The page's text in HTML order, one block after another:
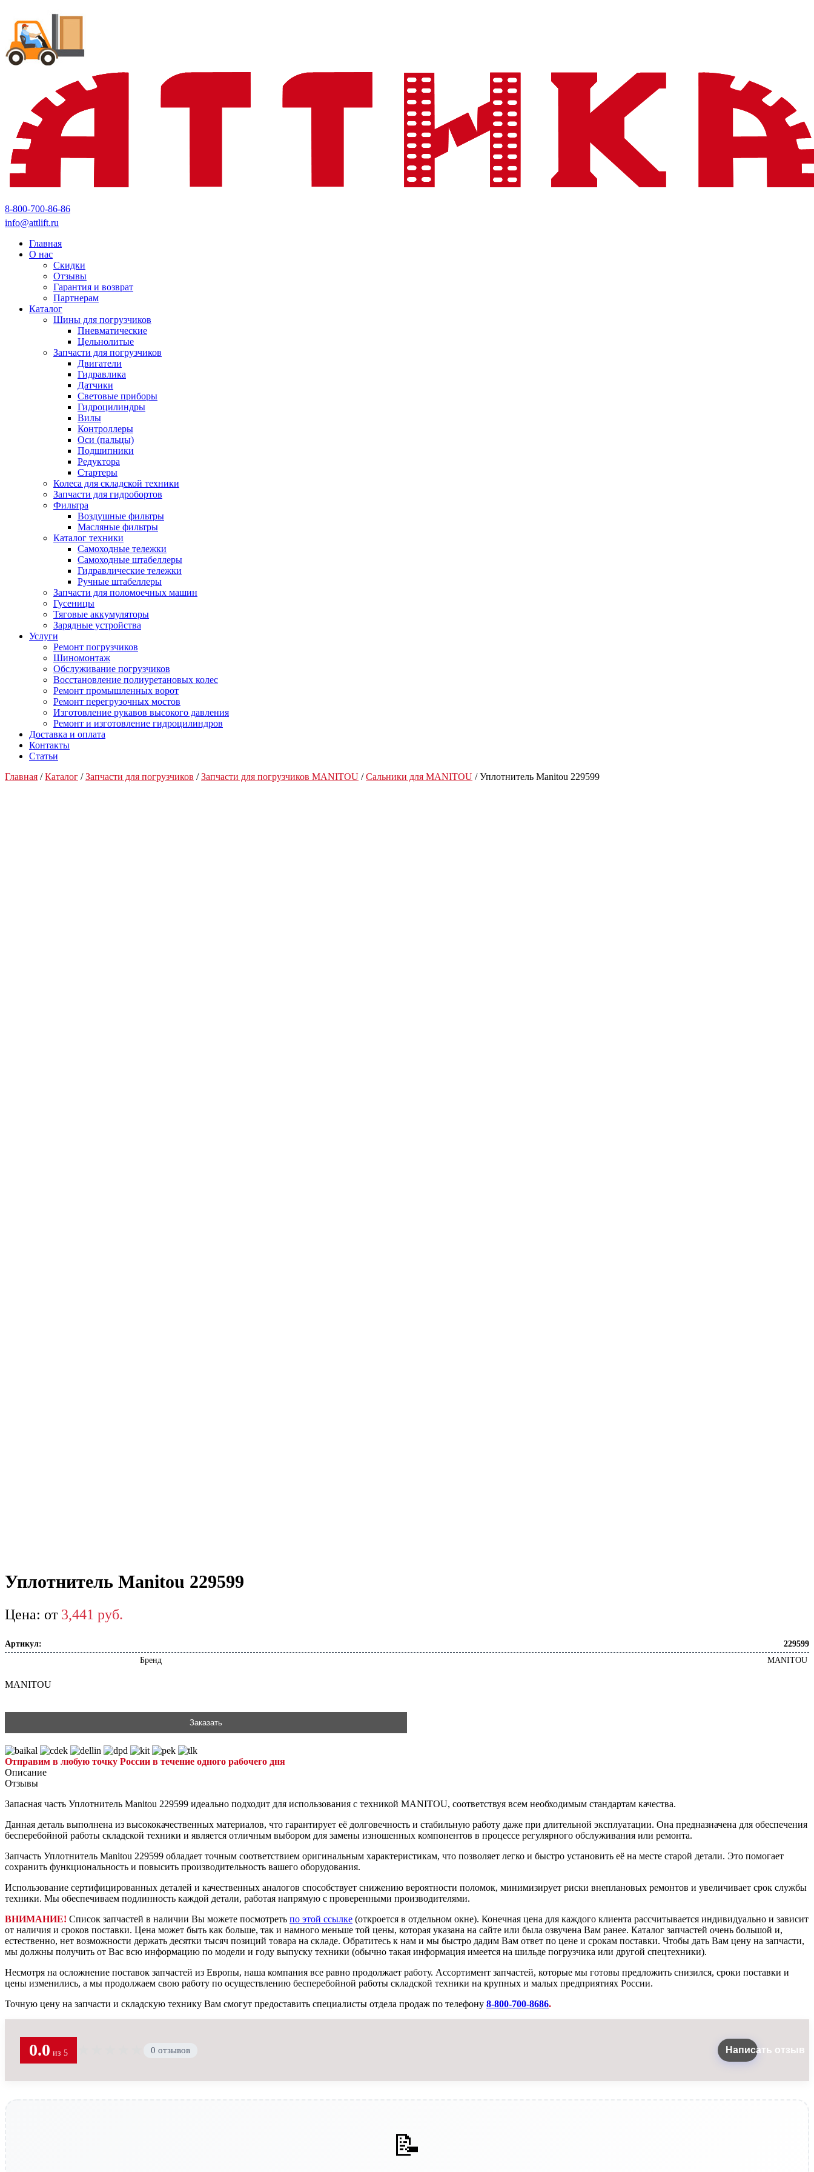
8-800-700-86-86
info@attlift.ru
Главная
О нас
Скидки
Отзывы
Гарантия и возврат
Партнерам
Каталог
Шины для погрузчиков
Пневматические
Цельнолитые
Запчасти для погрузчиков
Двигатели
Гидравлика
Датчики
Световые приборы
Гидроцилиндры
Вилы
Контроллеры
Оси (пальцы)
Подшипники
Редуктора
Стартеры
Колеса для складской техники
Запчасти для гидробортов
Фильтра
Воздушные фильтры
Масляные фильтры
Каталог техники
Самоходные тележки
Самоходные штабеллеры
Гидравлические тележки
Ручные штабеллеры
Запчасти для поломоечных машин
Гусеницы
Тяговые аккумуляторы
Зарядные устройства
Услуги
Ремонт погрузчиков
Шиномонтаж
Обслуживание погрузчиков
Восстановление полиуретановых колес
Ремонт промышленных ворот
Ремонт перегрузочных мостов
Изготовление рукавов высокого давления
Ремонт и изготовление гидроцилиндров
Доставка и оплата
Контакты
Статьи
Главная /Каталог /Запчасти для погрузчиков /Запчасти для погрузчиков MANITOU /Сальники для MANITOU / Уплотнитель Manitou 229599
Уплотнитель Manitou 229599
от 3,441 руб.
Артикул:
229599
Бренд
MANITOU
MANITOU
Заказать
Отправим в любую точку России в течение одного рабочего дня
Описание
Отзывы
Запасная часть Уплотнитель Manitou 229599 идеально подходит для использования с техникой MANITOU, соответствуя всем необходимым стандартам качества.
Данная деталь выполнена из высококачественных материалов, что гарантирует её долговечность и стабильную работу даже при длительной эксплуатации. Она предназначена для обеспечения
бесперебойной работы складской техники и является отличным выбором для замены изношенных компонентов в процессе регулярного обслуживания или ремонта.
Запчасть Уплотнитель Manitou 229599 обладает точным соответствием оригинальным характеристикам, что позволяет легко и быстро установить её на месте старой детали. Это помогает
сохранить функциональность и повысить производительность вашего оборудования.
Использование сертифицированных деталей и качественных аналогов способствует снижению вероятности поломок, минимизирует риски внеплановых ремонтов и увеличивает срок службы
техники. Мы обеспечиваем подлинность каждой детали, работая напрямую с проверенными производителями.
ВНИМАНИЕ! Список запчастей в наличии Вы можете посмотреть по этой ссылке (откроется в отдельном окне). Конечная цена для каждого клиента рассчитывается индивидуально и зависит
от наличия и сроков поставки. Цена может быть как больше, так и намного меньше той цены, которая указана на сайте или была озвучена Вам ранее. Каталог запчастей очень большой и,
естественно, нет возможности держать десятки тысяч позиций товара на складе. Обратитесь к нам и мы быстро дадим Вам ответ по цене и срокам поставки. Чтобы дать Вам цену на запчасти,
мы должны получить от Вас всю информацию по модели и году выпуску техники (обычно такая информация имеется на шильде погрузчика или другой спецтехники).
Несмотря на осложнение поставок запчастей из Европы, наша компания все равно продолжает работу. Ассортимент запчастей, которые мы готовы предложить снизился, сроки поставки и
цены изменились, а мы продолжаем свою работу по осуществлению бесперебойной работы складской техники на крупных и малых предприятиях России.
Точную цену на запчасти и складскую технику Вам смогут предоставить специалисты отдела продаж по телефону 8-800-700-8686.
0.0 из 5 0 отзывов Написать отзыв
📝